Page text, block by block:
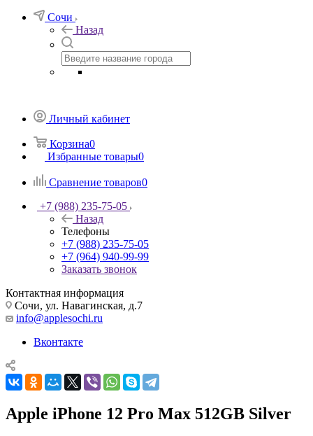
Сочи
Назад
Личный кабинет
Корзина0
Избранные товары0
Сравнение товаров0
+7 (988) 235-75-05
Назад
Телефоны
+7 (988) 235-75-05
+7 (964) 940-99-99
Заказать звонок
Контактная информация
Сочи, ул. Навагинская, д.7
info@applesochi.ru
Вконтакте
Apple iPhone 12 Pro Max 512GB Silver